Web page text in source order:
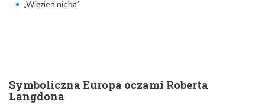
„Więzień nieba”
Symboliczna Europa oczami Roberta
Langdona